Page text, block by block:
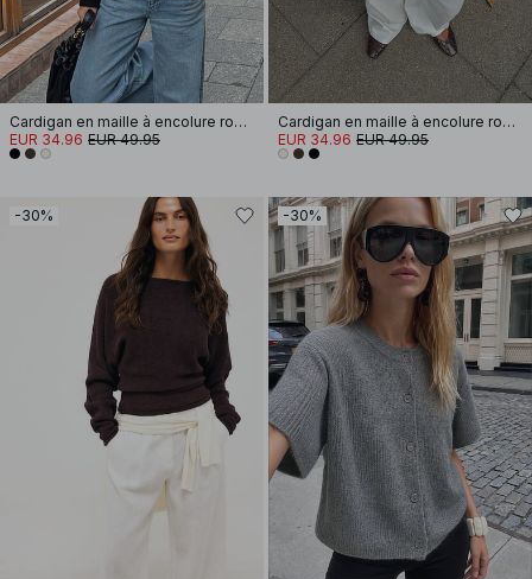
Cardigan en maille à encolure ronde
EUR 34.96 EUR 49.95
Cardigan en maille à encolure ronde
EUR 34.96 EUR 49.95
-30% -30%